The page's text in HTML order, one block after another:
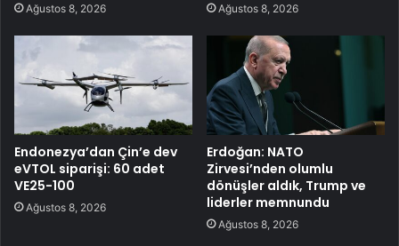
Ağustos 8, 2026 Ağustos 8, 2026
Endonezya’dan Çin’e dev
eVTOL siparişi: 60 adet
VE25-100
Ağustos 8, 2026
Erdoğan: NATO
Zirvesi’nden olumlu
dönüşler aldık, Trump ve
liderler memnundu
Ağustos 8, 2026